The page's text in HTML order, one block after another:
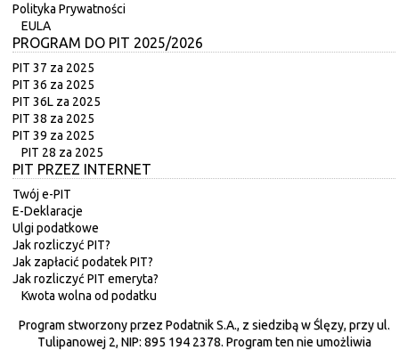
Polityka Prywatności
EULA
PROGRAM DO PIT 2025/2026
PIT 37 za 2025
PIT 36 za 2025
PIT 36L za 2025
PIT 38 za 2025
PIT 39 za 2025
PIT 28 za 2025
PIT PRZEZ INTERNET
Twój e-PIT
E-Deklaracje
Ulgi podatkowe
Jak rozliczyć PIT?
Jak zapłacić podatek PIT?
Jak rozliczyć PIT emeryta?
Kwota wolna od podatku
Program stworzony przez Podatnik S.A., z siedzibą w Ślęzy, przy ul.
Tulipanowej 2, NIP: 895 194 2378. Program ten nie umożliwia